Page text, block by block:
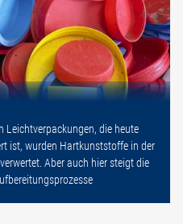
Leichtverpackungen, die heute
ist, wurden Hartkunststoffe in der
Aber auch hier steigt die